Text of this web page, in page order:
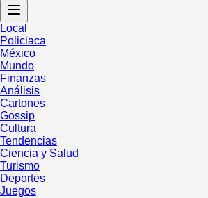
Local
Policiaca
México
Mundo
Finanzas
Análisis
Cartones
Gossip
Cultura
Tendencias
Ciencia y Salud
Turismo
Deportes
Juegos